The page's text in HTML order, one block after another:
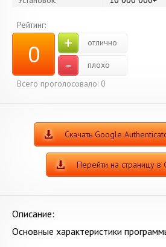
Рейтинг:
0 + отлично
-
плохо
Всего проголосовало: 0
Скачать Google
Перейти на страницу в
Описание:
Основные характеристики